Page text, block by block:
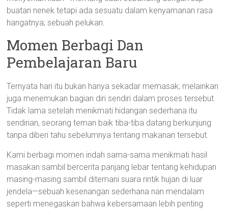
buatan nenek tetapi ada sesuatu dalam kenyamanan rasa
hangatnya; sebuah pelukan.
Momen Berbagi Dan
Pembelajaran Baru
Ternyata hari itu bukan hanya sekadar memasak; melainkan
juga menemukan bagian diri sendiri dalam proses tersebut.
Tidak lama setelah menikmati hidangan sederhana itu
sendirian, seorang teman baik tiba-tiba datang berkunjung
tanpa diberi tahu sebelumnya tentang makanan tersebut.
Kami berbagi momen indah sama-sama menikmati hasil
masakan sambil bercerita panjang lebar tentang kehidupan
masing-masing sambil ditemani suara rintik hujan di luar
jendela—sebuah kesenangan sederhana nan mendalam
seperti menegaskan bahwa kebersamaan lebih penting